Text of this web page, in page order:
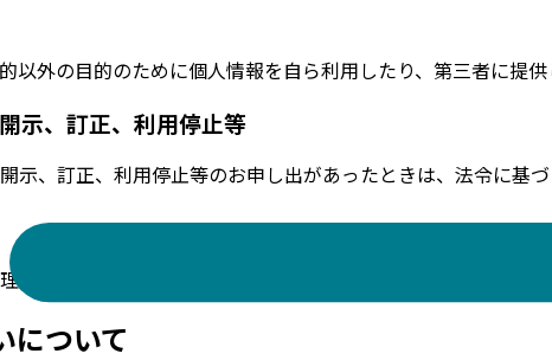
外の目的のために個人情報を自ら利用したり、第三者に提供
示、訂正、利用停止等
、訂正、利用停止等のお申し出があったときは、法令に基
責任体制を構築するとともに、研修・教育を通じて継続的に
について